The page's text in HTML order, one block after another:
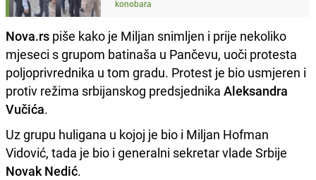
konobara
Nova.rs piše kako je Miljan snimljen i prije nekoliko
mjeseci s grupom batinaša u Pančevu, uoči protesta
poljoprivrednika u tom gradu. Protest je bio usmjeren i
protiv režima srbijanskog predsjednika Aleksandra
Vučića.
Uz grupu huligana u kojoj je bio i Miljan Hofman
Vidović, tada je bio i generalni sekretar vlade Srbije
Novak Nedić.